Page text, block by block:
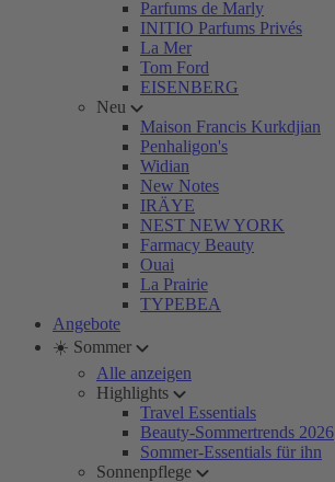
Parfums de Marly
INITIO Parfums Privés
La Mer
Tom Ford
EISENBERG
Neu
Maison Francis Kurkdjian
Penhaligon's
Widian
New Notes
IRÄYE
NEST NEW YORK
Farmacy Beauty
Ouai
La Prairie
TYPEBEA
Angebote
☀️ Sommer
Alle anzeigen
Highlights
Travel Essentials
Beauty-Sommertrends 2026
Sommer-Essentials für ihn
Sonnenpflege